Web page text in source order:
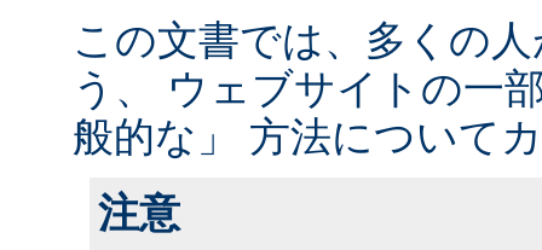
この文書では、多くの
う、 ウェブサイトの一
般的な」 方法について
注意